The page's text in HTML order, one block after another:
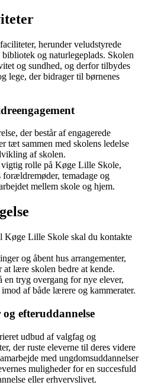
herunder veludstyrede
og naturlegeplads. Skolen
og sundhed, og derfor tilbydes
lege, der bidrager til børnenes
der består af engagerede
tæt sammen med skolens ledelse
af skolen.
rolle på Køge Lille Skole,
temadage og
mellem skole og hjem.
Køge Lille Skole skal du kontakte
og åbent hus arrangementer,
lære skolen bedre at kende.
tryg overgang for nye elever,
af både lærere og kammerater.
efteruddannelse
udbud af valgfag og
der ruste eleverne til deres videre
med ungdomsuddannelser
muligheder for en succesfuld
eller erhvervslivet.